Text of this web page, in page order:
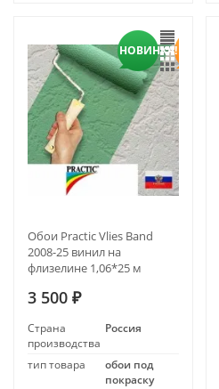
НОВИНКА!
Обои Practic Vlies Band
2008-25 винил на
флизелине 1,06*25 м
3 500 ₽
Страна
производства
Россия
тип товара
обои под
покраску